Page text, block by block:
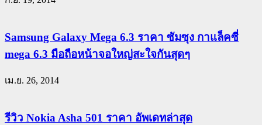
Samsung Galaxy Mega 6.3 ราคา ซัมซุง กาแล็คซี่
mega 6.3 มือถือหน้าจอใหญ่สะใจกันสุดๆ
เม.ย. 26, 2014
รีวิว Nokia Asha 501 ราคา อัพเดทล่าสุด